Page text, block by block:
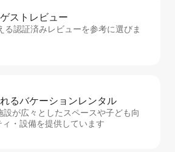
ス⁠ト⁠レ⁠ビ⁠ュ⁠ー
る認証済みレビューを参考に選びま
るバ⁠ケ⁠ー⁠シ⁠ョ⁠ンレ⁠ン⁠タ⁠ル
設が広々としたスペースや子ども向
・設備を提供しています